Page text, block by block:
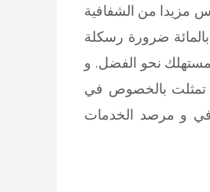
أكثر من 60 بالمائة ضرورة تكريس مزيدا من الشفافية
على مستوى التعريفات المعمول بها لإسداء الخدمات البنكية. في حين يرى 34.3 بالمائة ضرورة رسكلة
نحو الفضل. و
تمثلت بالخصوص في
و مرصد الخدمات